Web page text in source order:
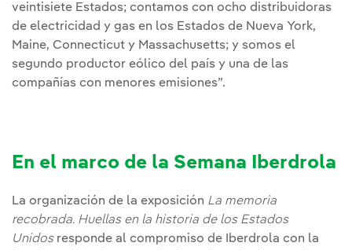
veintisiete Estados; contamos con ocho distribuidoras
de electricidad y gas en los Estados de Nueva York,
Maine, Connecticut y Massachusetts; y somos el
segundo productor eólico del país y una de las
compañías con menores emisiones”.
En el marco de la Semana Iberdrola
La organización de la exposición La memoria
recobrada. Huellas en la historia de los Estados
Unidosresponde al compromiso de Iberdrola con la